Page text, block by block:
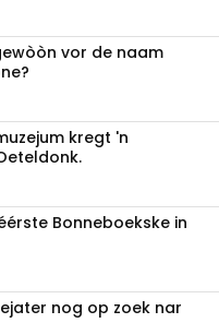
vor de naam
kregt 'n
Bonneboekske in
nog op zoek nar